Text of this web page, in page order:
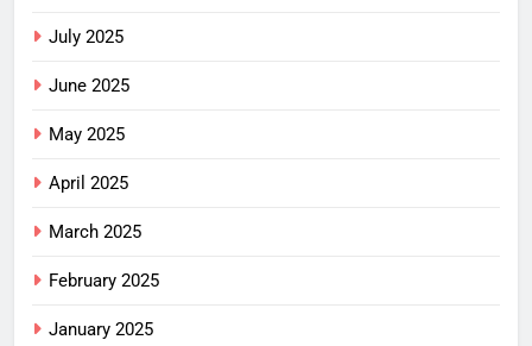
July 2025
June 2025
May 2025
April 2025
March 2025
February 2025
January 2025